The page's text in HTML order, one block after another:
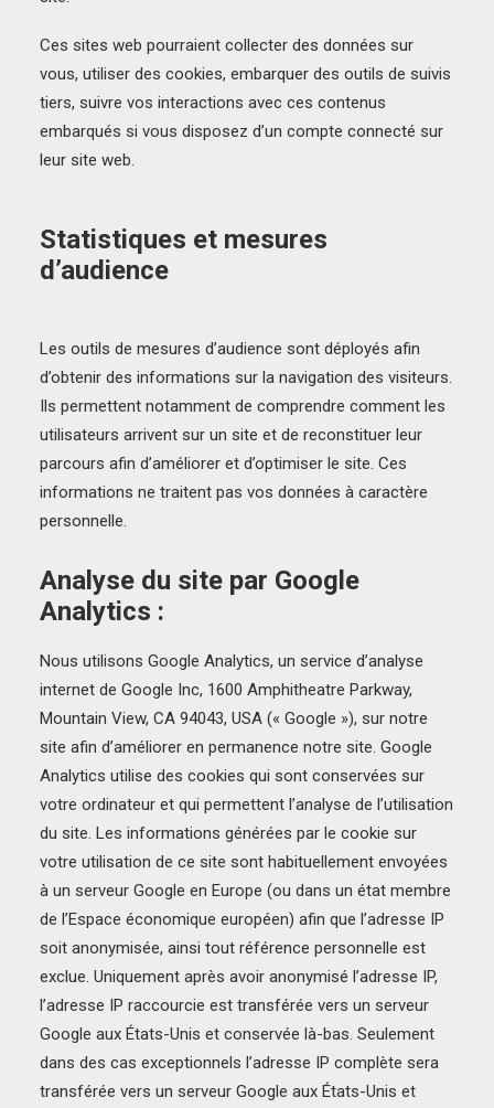
Ces sites web pourraient collecter des données sur
vous, utiliser des cookies, embarquer des outils de suivis
tiers, suivre vos interactions avec ces contenus
embarqués si vous disposez d’un compte connecté sur
leur site web.
Statistiques et mesures
d’audience
Les outils de mesures d’audience sont déployés afin
d’obtenir des informations sur la navigation des visiteurs.
Ils permettent notamment de comprendre comment les
utilisateurs arrivent sur un site et de reconstituer leur
parcours afin d’améliorer et d’optimiser le site. Ces
informations ne traitent pas vos données à caractère
personnelle.
Analyse du site par Google
Analytics :
Nous utilisons Google Analytics, un service d’analyse
internet de Google Inc, 1600 Amphitheatre Parkway,
Mountain View, CA 94043, USA (« Google »), sur notre
site afin d’améliorer en permanence notre site. Google
Analytics utilise des cookies qui sont conservées sur
votre ordinateur et qui permettent l’analyse de l’utilisation
du site. Les informations générées par le cookie sur
votre utilisation de ce site sont habituellement envoyées
à un serveur Google en Europe (ou dans un état membre
de l’Espace économique européen) afin que l’adresse IP
soit anonymisée, ainsi tout référence personnelle est
exclue. Uniquement après avoir anonymisé l’adresse IP,
l’adresse IP raccourcie est transférée vers un serveur
Google aux États-Unis et conservée là-bas. Seulement
dans des cas exceptionnels l’adresse IP complète sera
transférée vers un serveur Google aux États-Unis et